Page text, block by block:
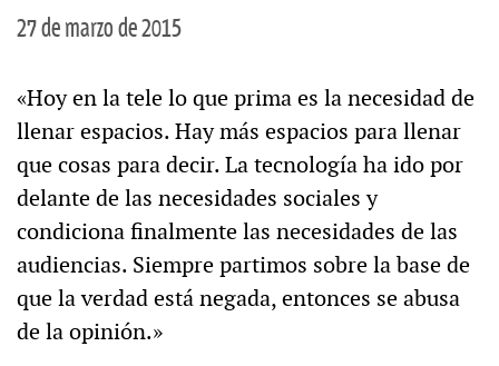
27 de marzo de 2015
«Hoy en la tele lo que prima es la necesidad de
llenar espacios. Hay más espacios para llenar
que cosas para decir. La tecnología ha ido por
delante de las necesidades sociales y
condiciona finalmente las necesidades de las
audiencias. Siempre partimos sobre la base de
que la verdad está negada, entonces se abusa
de la opinión.»